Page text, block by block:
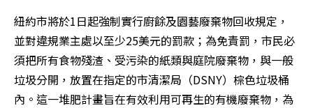
紐約市將於1日起強制實行廚餘及園藝廢棄物回收規定，
並對違規業主處以至少25美元的罰款；為免責罰，市民必
須把所有食物殘渣、受污染的紙類與庭院廢棄物，與一般
垃圾分開，放置在指定的市清潔局（DSNY）棕色垃圾桶
內。這一堆肥計畫旨在有效利用可再生的有機廢棄物，為